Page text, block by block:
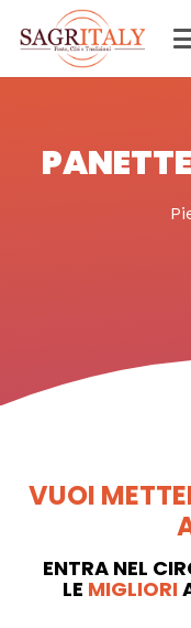
VUOI
ENTRA NEL
LE MIGLIORI